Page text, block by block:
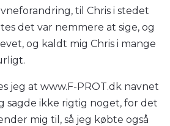
til Chris i stedet
det var nemmere at sige, og
og kaldt mig Chris i mange
jeg at www.F-PROT.dk navnet
sagde ikke rigtig noget, for det
mig til, så jeg købte også